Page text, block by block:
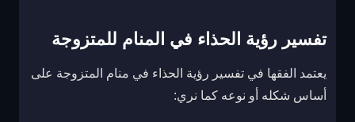
تفسير رؤية الحذاء في المنام للمتزوجة
يعتمد الفقها في تفسير رؤية الحذاء في منام المتزوجة على
أساس شكله أو نوعه كما نري: